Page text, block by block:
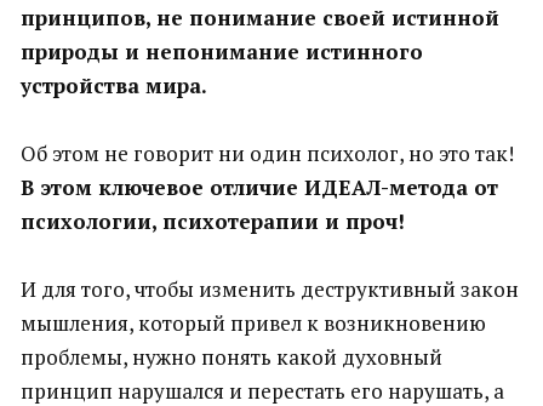
принципов, не понимание своей истинной
природы и непонимание истинного
устройства мира.
Об этом не говорит ни один психолог, но это так!
В этом ключевое отличие ИДЕАЛ-метода от
психологии, психотерапии и проч!
И для того, чтобы изменить деструктивный закон
мышления, который привел к возникновению
проблемы, нужно понять какой духовный
принцип нарушался и перестать его нарушать, а